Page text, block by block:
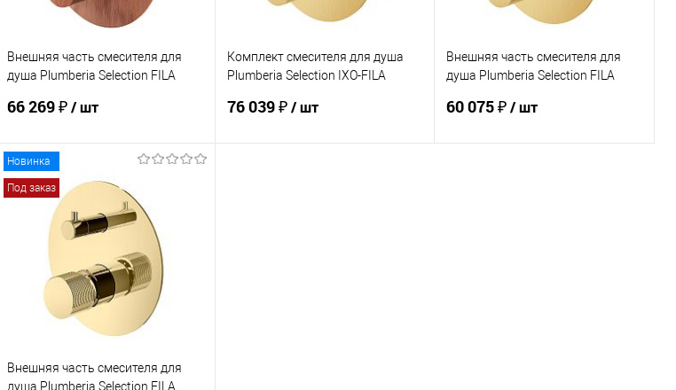
Внешняя часть смесителя для
душа Plumberia Selection FILA
66 269 ₽/ шт
В корзину
Купить в 1 клик
Сравнение
В избранное
Под заказ
Комплект смесителя для душа
Plumberia Selection IXO-FILA
76 039 ₽/ шт
Внешняя часть смесителя для
душа Plumberia Selection FILA
60 075 ₽/ шт
Новинка
Под заказ
Внешняя часть смесителя для
душа Plumberia Selection FILA